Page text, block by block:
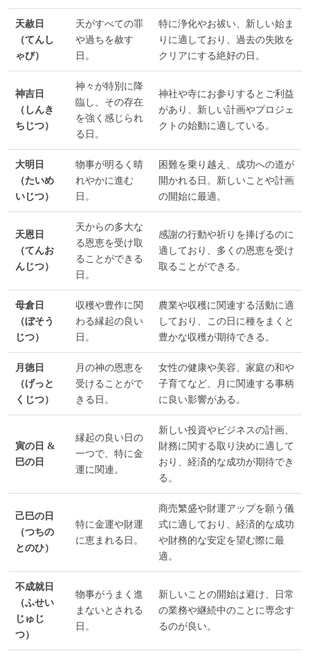
天赦日
（てんし
ゃび）
天がすべての罪
や過ちを赦す
日。
特に浄化やお祓い、新しい始ま
りに適しており、過去の失敗を
クリアにする絶好の日。
神吉日
（しんき
ちじつ）
神々が特別に降
臨し、その存在
を強く感じられ
る日。
神社や寺にお参りするとご利益
があり、新しい計画やプロジェ
クトの始動に適している。
大明日
（たいめ
いじつ）
物事が明るく晴
れやかに進む
日。
困難を乗り越え、成功への道が
開かれる日。新しいことや計画
の開始に最適。
天恩日
（てんお
んじつ）
天からの多大な
る恩恵を受け取
ることができる
日。
感謝の行動や祈りを捧げるのに
適しており、多くの恩恵を受け
取ることができる。
母倉日
（ぼそう
じつ）
収穫や豊作に関
わる縁起の良い
日。
農業や収穫に関連する活動に適
しており、この日に種をまくと
豊かな収穫が期待できる。
月徳日
（げっと
くじつ）
月の神の恩恵を
受けることがで
きる日。
女性の健康や美容、家庭の和や
子育てなど、月に関連する事柄
に良い影響がある。
寅の日 &
巳の日
縁起の良い日の
一つで、特に金
運に関連。
新しい投資やビジネスの計画、
財務に関する取り決めに適して
おり、経済的な成功が期待でき
る。
己巳の日
（つちの
とのひ）
特に金運や財運
に恵まれる日。
商売繁盛や財運アップを願う儀
式に適しており、経済的な成功
や財務的な安定を望む際に最
適。
不成就日
（ふせい
じゅじ
つ）
物事がうまく進
まないとされる
日。
新しいことの開始は避け、日常
の業務や継続中のことに専念す
るのが良い。